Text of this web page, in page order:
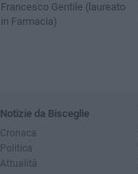
Francesco Gentile (laureato
in Farmacia)
Notizie da Bisceglie
Cronaca
Politica
Attualità